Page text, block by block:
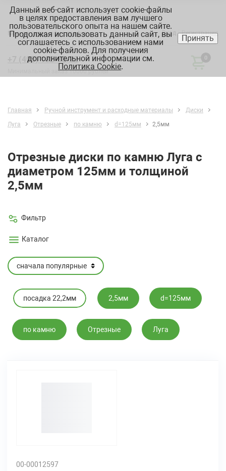
Вход Регистрация
Москва:склад, офис, график
+7 (495) 182-88-22
Минимальный заказ 10000 рублей
0
Главная Ручной инструмент и расходные материалы
Диски
Луга
Отрезные по камню d=125мм 2,5мм
Отрезные диски по камню Луга с
диаметром 125мм и толщиной
2,5мм
Фильтр
Каталог
посадка 22,2мм 2,5мм d=125мм
по камню Отрезные Луга
00-00012597
Данный веб-сайт использует cookie-файлы
в целях предоставления вам лучшего
пользовательского опыта на нашем сайте.
Продолжая использовать данный сайт, вы
соглашаетесь с использованием нами
cookie-файлов. Для получения
дополнительной информации см.
Политика Cookie.
Принять